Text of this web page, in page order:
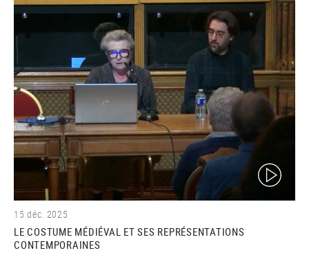
(video)
15 déc. 2025
LE COSTUME MÉDIÉVAL ET SES REPRÉSENTATIONS
CONTEMPORAINES